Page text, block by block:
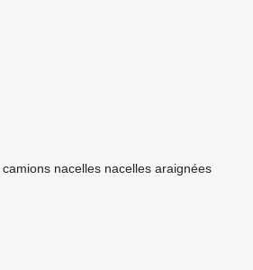
camions nacelles nacelles araignées